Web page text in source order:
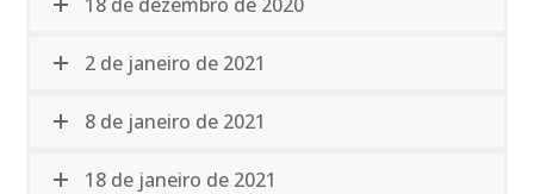
2 de janeiro de 2021
8 de janeiro de 2021
18 de janeiro de 2021